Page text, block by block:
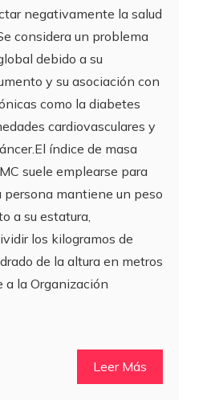
negativamente la salud
considera un problema
debido a su
y su asociación con
como la diabetes
cardiovasculares y
índice de masa
suele emplearse para
persona mantiene un peso
a su estatura,
los kilogramos de
de la altura en metros
a la Organización
Leer Más